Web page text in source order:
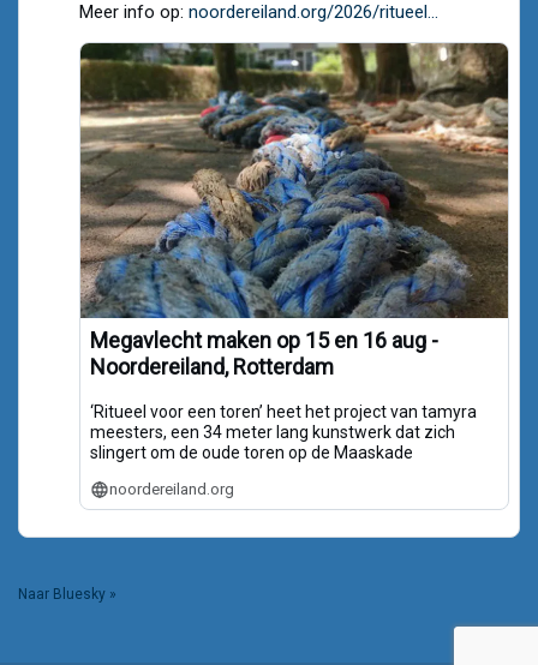
Meer info op: noordereiland.org/2026/ritueel...
Megavlecht maken op 15 en 16 aug -
Noordereiland, Rotterdam
‘Ritueel voor een toren’ heet het project van tamyra
meesters, een 34 meter lang kunstwerk dat zich
slingert om de oude toren op de Maaskade
noordereiland.org
Naar Bluesky »